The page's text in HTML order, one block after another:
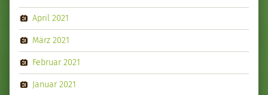
April 2021
März 2021
Februar 2021
Januar 2021